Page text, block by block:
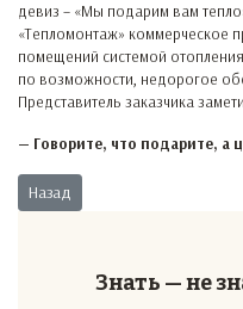
девиз – «Мы подарим вам
«Тепломонтаж» коммерческое
помещений системой
по возможности, недорогое
Представитель заказчика
— Говорите, что подарите, а
Предыдущий: Рекламный ход
Назад
Знать — не